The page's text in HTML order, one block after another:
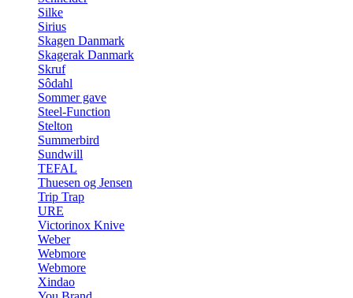
Silke
Sirius
Skagen Danmark
Skagerak Danmark
Skruf
Sôdahl
Sommer gave
Steel-Function
Stelton
Summerbird
Sundwill
TEFAL
Thuesen og Jensen
Trip Trap
URE
Victorinox Knive
Weber
Webmore
Webmore
Xindao